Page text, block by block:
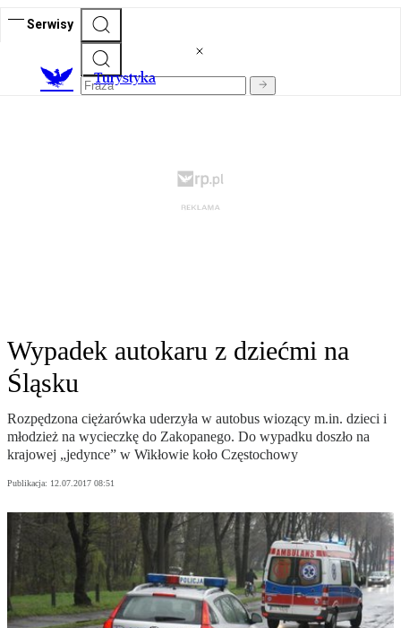
Serwisy
Turystyka
Wypadek autokaru z dziećmi na
Śląsku
Rozpędzona ciężarówka uderzyła w autobus wiozący m.in. dzieci i
młodzież na wycieczkę do Zakopanego. Do wypadku doszło na
krajowej „jedynce” w Wikłowie koło Częstochowy
Publikacja: 12.07.2017 08:51